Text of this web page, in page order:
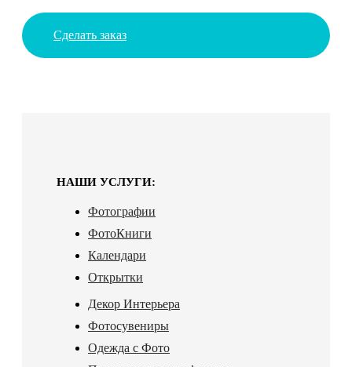
Сделать заказ
НАШИ УСЛУГИ:
Фотографии
ФотоКниги
Календари
Открытки
Декор Интерьера
Фотосувениры
Одежда с Фото